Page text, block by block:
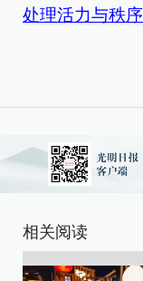
处理活力与秩
相关阅读